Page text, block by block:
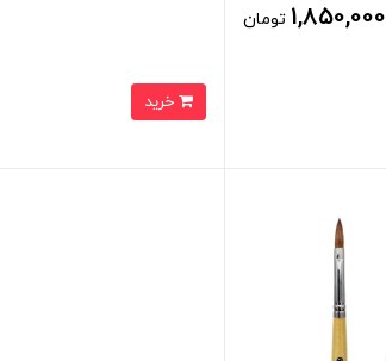
1,850,000 تومان
خرید